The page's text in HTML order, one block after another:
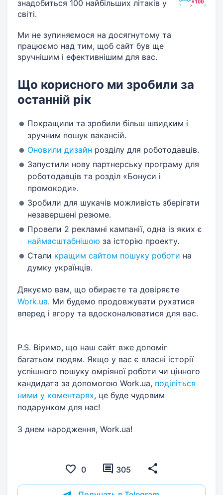
знадобиться 100 найбільших літаків у
світі.
Ми не зупиняємося на досягнутому та
працюємо над тим, щоб сайт був ще
зручнішим і ефективнішим для вас.
Що корисного ми зробили за
останній рік
Покращили та зробили більш швидким і
зручним пошук вакансій.
Оновили дизайн розділу для роботодавців.
Запустили нову партнерську програму для
роботодавців та розділ «Бонуси і
промокоди».
Зробили для шукачів можливість зберігати
незавершені резюме.
Провели 2 рекламні кампанії, одна із яких є
наймасштабнішою за історію проекту.
Стали кращим сайтом пошуку роботи на
думку українців.
Дякуємо вам, що обираєте та довіряєте
Work.ua. Ми будемо продовжувати рухатися
вперед і вгору та вдосконалюватися для вас.
P.S. Віримо, що наш сайт вже допоміг
багатьом людям. Якщо у вас є власні історії
успішного пошуку омріяної роботи чи цінного
кандидата за допомогою Work.ua, поділіться
ними у коментарях, це буде чудовим
подарунком для нас!
З днем народження, Work.ua!
0 305